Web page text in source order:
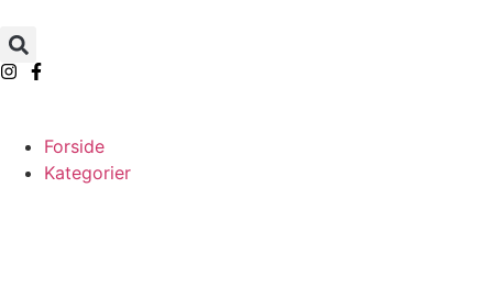
Forside
Kategorier